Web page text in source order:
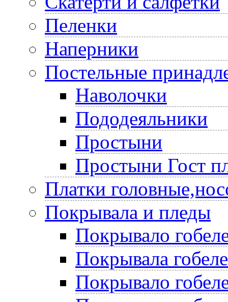
Пеленки
Наперники
Постельные
Наволочки
Пододеяльники
Простыни
Простыни Гост
Платки
Покрывала и пледы
Покрывало
Покрывала
Покрывало